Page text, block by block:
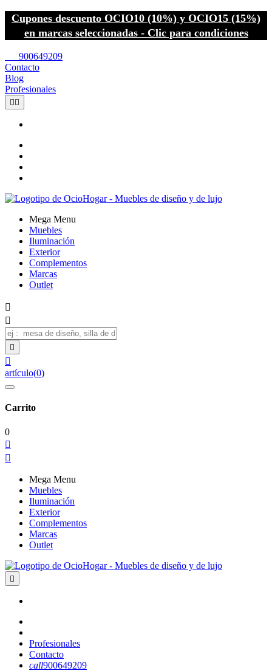
Cupones descuento OCIO10 (10%) y OCIO15 (15%)
en marcas seleccionadas - Clic para condiciones
900649209
Contacto
Blog
Profesionales
 
Mega Menu
Muebles
Iluminación
Exterior
Complementos
Marcas
Outlet




artículo(0)
Carrito
0


Mega Menu
Muebles
Iluminación
Exterior
Complementos
Marcas
Outlet

Profesionales
Contacto
call900649209